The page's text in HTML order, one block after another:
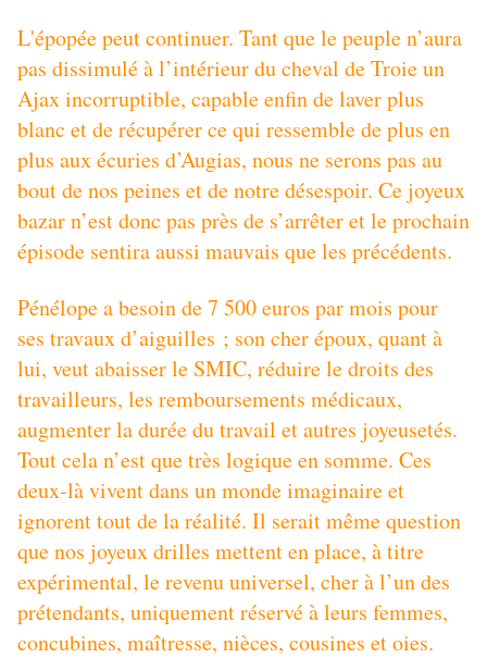
L'épopée peut continuer. Tant que le peuple n’aura
pas dissimulé à l’intérieur du cheval de Troie un
Ajax incorruptible, capable enfin de laver plus
blanc et de récupérer ce qui ressemble de plus en
plus aux écuries d’Augias, nous ne serons pas au
bout de nos peines et de notre désespoir. Ce joyeux
bazar n’est donc pas près de s’arrêter et le prochain
épisode sentira aussi mauvais que les précédents.
Pénélope a besoin de 7 500 euros par mois pour
ses travaux d’aiguilles ; son cher époux, quant à
lui, veut abaisser le SMIC, réduire le droits des
travailleurs, les remboursements médicaux,
augmenter la durée du travail et autres joyeusetés.
Tout cela n’est que très logique en somme. Ces
deux-là vivent dans un monde imaginaire et
ignorent tout de la réalité. Il serait même question
que nos joyeux drilles mettent en place, à titre
expérimental, le revenu universel, cher à l’un des
prétendants, uniquement réservé à leurs femmes,
concubines, maîtresse, nièces, cousines et oies.